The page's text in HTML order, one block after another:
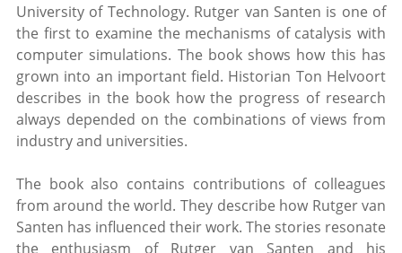
University of Technology. Rutger van Santen is one of
the first to examine the mechanisms of catalysis with
computer simulations. The book shows how this has
grown into an important field. Historian Ton Helvoort
describes in the book how the progress of research
always depended on the combinations of views from
industry and universities.
The book also contains contributions of colleagues
from around the world. They describe how Rutger van
Santen has influenced their work. The stories resonate
the enthusiasm of Rutger van Santen and his